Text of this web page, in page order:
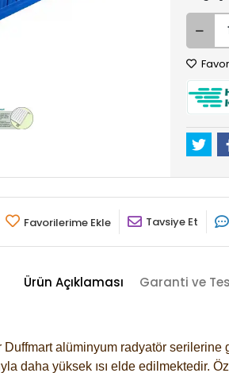
Favorilerime Ekle Tavsiye Et
Ürün Açıklaması Garanti ve
alüminyum radyatör
daha yüksek ısı elde edilmektedir.